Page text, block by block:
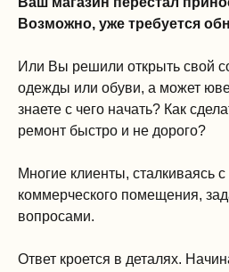
Возможно, уже требуется
Или Вы решили открыть свой
одежды или обуви, а может
знаете с чего начать? Как
ремонт быстро и не дорого?
Многие клиенты, сталкиваясь
коммерческого помещения,
вопросами.
Ответ кроется в деталях.